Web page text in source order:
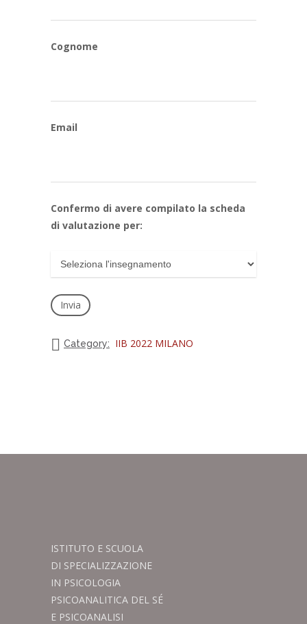
Cognome
Email
Confermo di avere compilato la scheda
di valutazione per:
Category: IIB 2022 MILANO
ISTITUTO E SCUOLA
DI SPECIALIZZAZIONE
IN PSICOLOGIA
PSICOANALITICA DEL SÉ
E PSICOANALISI